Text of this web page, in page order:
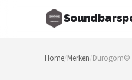
Zoeken
NAVIGATIE
Home/Merken/Durogom©